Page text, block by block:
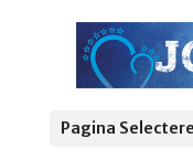
Pagina